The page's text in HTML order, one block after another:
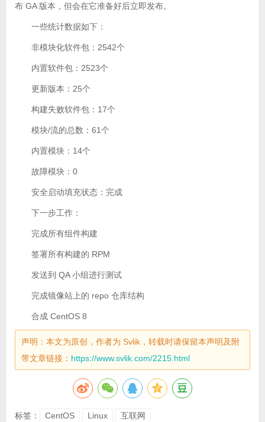
布 GA 版本，但会在它准备好后立即发布。
一些统计数据如下：
非模块化软件包：2542个
内置软件包：2523个
更新版本：25个
构建失败软件包：17个
模块/流的总数：61个
内置模块：14个
故障模块：0
安全启动填充状态：完成
下一步工作：
完成所有组件构建
签署所有构建的 RPM
发送到 QA 小组进行测试
完成镜像站上的 repo 仓库结构
合成 CentOS 8
声明：本文为原创，作者为 Svlik，转载时请保留本声明及附
带文章链接： https://www.svlik.com/2215.html
标签： CentOS Linux 互联网